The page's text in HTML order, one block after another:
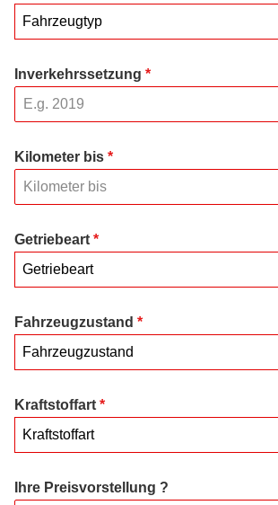
Fahrzeugtyp
Inverkehrssetzung *
Kilometer bis *
Getriebeart *
Getriebeart
Fahrzeugzustand *
Fahrzeugzustand
Kraftstoffart *
Kraftstoffart
Ihre Preisvorstellung ?